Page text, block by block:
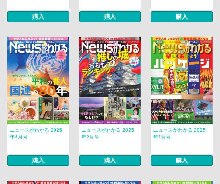
購入 購入 購入
ニュースがわかる 2025
年4月号
購入
ニュースがわかる 2025
年2月号
購入
ニュースがわかる 2025
年1月号
購入